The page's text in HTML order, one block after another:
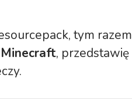
tym razem
, przedstawię